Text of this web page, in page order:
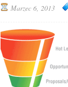
Marzec 6, 2013